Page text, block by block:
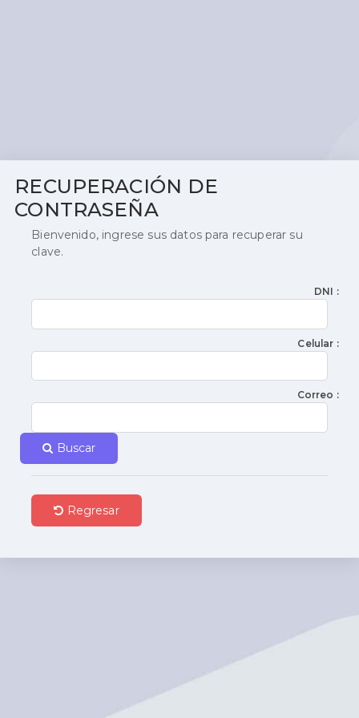
RECUPERACIÓN DE
CONTRASEÑA
Bienvenido, ingrese sus datos para recuperar su
clave.
DNI :
Celular :
Correo :
Buscar
Regresar